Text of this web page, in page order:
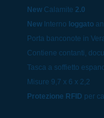
New Calamite 2.0
New Interno loggato
Porta banconote in
Contiene contanti,
Tasca a soffietto
Misure 9,7 x 6 x 2,2
Protezione RFID per